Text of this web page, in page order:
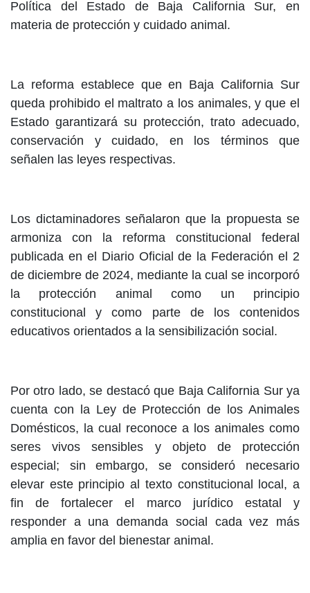
Política del Estado de Baja California Sur, en
materia de protección y cuidado animal.
La reforma establece que en Baja California Sur
queda prohibido el maltrato a los animales, y que el
Estado garantizará su protección, trato adecuado,
conservación y cuidado, en los términos que
señalen las leyes respectivas.
Los dictaminadores señalaron que la propuesta se
armoniza con la reforma constitucional federal
publicada en el Diario Oficial de la Federación el 2
de diciembre de 2024, mediante la cual se incorporó
la protección animal como un principio
constitucional y como parte de los contenidos
educativos orientados a la sensibilización social.
Por otro lado, se destacó que Baja California Sur ya
cuenta con la Ley de Protección de los Animales
Domésticos, la cual reconoce a los animales como
seres vivos sensibles y objeto de protección
especial; sin embargo, se consideró necesario
elevar este principio al texto constitucional local, a
fin de fortalecer el marco jurídico estatal y
responder a una demanda social cada vez más
amplia en favor del bienestar animal.